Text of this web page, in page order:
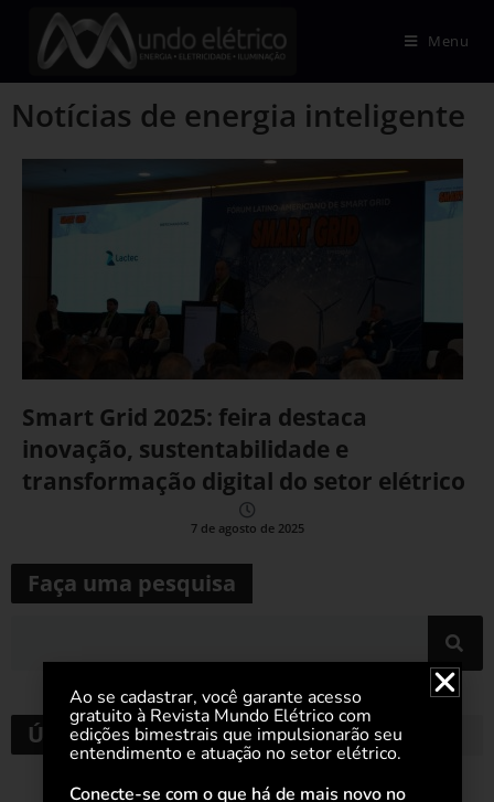
Menu
Notícias de energia inteligente
Smart Grid 2025: feira destaca
inovação, sustentabilidade e
transformação digital do setor elétrico
7 de agosto de 2025
Faça uma pesquisa
Últimas notícias
Ao se cadastrar, você garante acesso
gratuito à Revista Mundo Elétrico com
edições bimestrais que impulsionarão seu
entendimento e atuação no setor elétrico.
Conecte-se com o que há de mais novo no